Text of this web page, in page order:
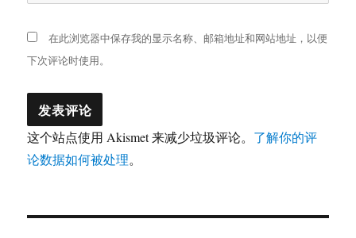
在此浏览器中保存我的显示名称、邮箱地址和网站地址，以便
下次评论时使用。
这个站点使用 Akismet 来减少垃圾评论。 了解你的评
论数据如何被处理。